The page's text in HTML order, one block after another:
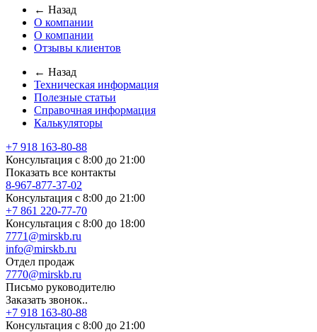
← Назад
О компании
О компании
Отзывы клиентов
← Назад
Техническая информация
Полезные статьи
Справочная информация
Калькуляторы
+7 918 163-80-88
Консультация с 8:00 до 21:00
Показать все контакты
8-967-877-37-02
Консультация с 8:00 до 21:00
+7 861 220-77-70
Консультация с 8:00 до 18:00
7771@mirskb.ru
info@mirskb.ru
Отдел продаж
7770@mirskb.ru
Письмо руководителю
Заказать звонок..
+7 918 163-80-88
Консультация с 8:00 до 21:00